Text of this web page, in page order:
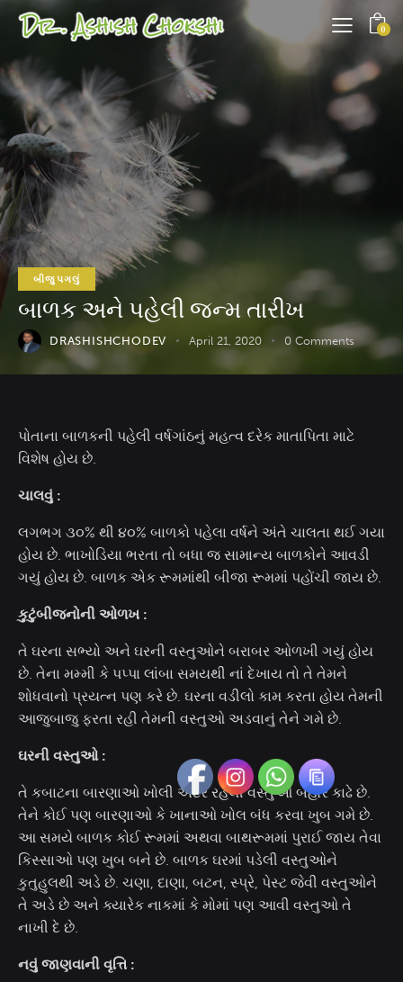
0
બીજુ પગલું
બાળક અને પહેલી જન્મ તારીખ
DRASHISHCHODEV April 21, 2020 0 Comments
પોતાના બાળકની પહેલી વર્ષગાંઠનું મહત્વ દરેક માતાપિતા માટે
વિશેષ હોય છે.
ચાલવું :
લગભગ ૩૦% થી ૪૦% બાળકો પહેલા વર્ષને અંતે ચાલતા થઈ ગયા
હોય છે. ભાખોડિયા ભરતા તો બધા જ સામાન્ય બાળકોને આવડી
ગયું હોય છે. બાળક એક રૂમમાંથી બીજા રૂમમાં પહોંચી જાય છે.
કુટુંબીજનોની ઓળખ :
તે ઘરના સભ્યો અને ઘરની વસ્તુઓને બરાબર ઓળખી ગયું હોય
છે. તેના મમ્મી કે પપ્પા લાંબા સમયથી નાં દેખાય તો તે તેમને
શોધવાનો પ્રયત્ન પણ કરે છે. ઘરના વડીલો કામ કરતા હોય તેમની
આજુબાજુ ફરતા રહી તેમની વસ્તુઓ અડવાનું તેને ગમે છે.
ઘરની વસ્તુઓ :
તે કબાટના બારણાઓ ખોલી અંદર રહેલી વસ્તુઓ બહાર કાઢે છે.
તેને કોઈ પણ બારણાઓ કે ખાનાઓ ખોલ બંધ કરવા ખુબ ગમે છે.
આ સમયે બાળક કોઈ રૂમમાં અથવા બાથરૂમમાં પુરાઈ જાય તેવા
કિસ્સાઓ પણ ખુબ બને છે. બાળક ઘરમાં પડેલી વસ્તુઓને
કુતુહુલથી અડે છે. ચણા, દાણા, બટન, સ્પ્રે, પેસ્ટ જેવી વસ્તુઓને
તે અડે છે અને ક્યારેક નાકમાં કે મોમાં પણ આવી વસ્તુઓ તે
નાખી દે છે.
નવું જાણવાની વૃત્તિ :